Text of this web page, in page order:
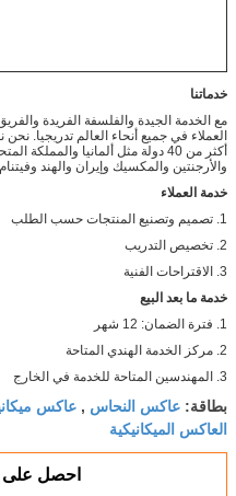
خدماتنا
مع الخدمة الجيدة والفلسفة الفريدة
العملاء في جميع أنحاء العالم تدريجيا.
أكثر من 40 دولة مثل ألمانيا
والأرجنتين والمكسيك وإيران والهند
خدمة العملاء
1. تصميم وتصنيع المنتجات حسب الطلب
2. تخصيص التدريب
3. الاقتراحات الفنية
خدمة ما بعد البيع
1. فترة الضمان: 12 شهر
2. مركز الخدمة الهندي المتاحة
3. المهندسين المتاحة للخدمة في الخارج
بطاقة: عاكس النحاس , عاكس
العاكس الميكانيكية
احصل